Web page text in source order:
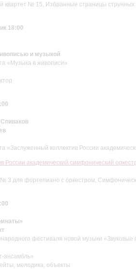
квартет № 15, Избранные страницы струнных
18:00
и музыкой
«Музыка в живописи»
«Заслуженный коллектив России
России академический симфонический
№ 3 для фортепиано с оркестром,
фестиваля новой музыки «Звуковые
ансамбль»
мелодика, объекты